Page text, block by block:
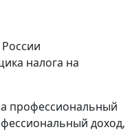
налога на
профессиональный
доход,